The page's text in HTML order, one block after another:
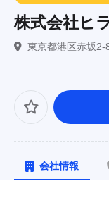
株式会社ヒ
東京都港区赤坂2-
会社情報